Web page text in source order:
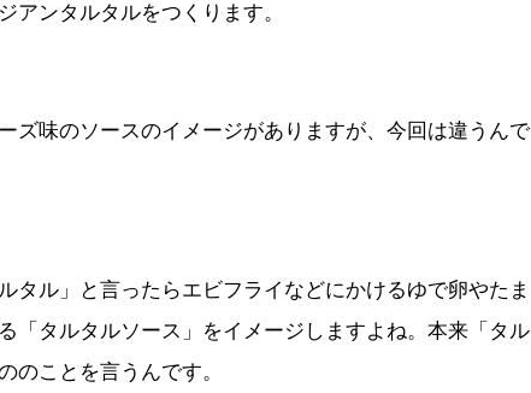
アンタルタルをつくります。
ズ味のソースのイメージがありますが、今回は違うんで
タル」と言ったらエビフライなどにかけるゆで卵やたま
「タルタルソース」をイメージしますよね。本来「タル
のことを言うんです。